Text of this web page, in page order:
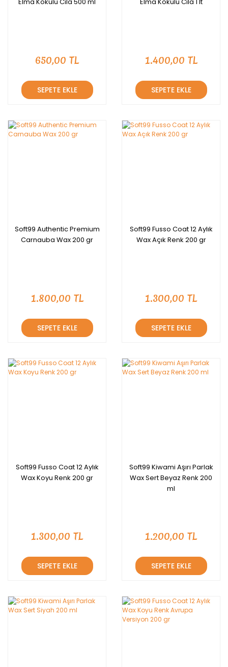
650,00 TL
SEPETE EKLE
1.400,00 TL
SEPETE EKLE
Soft99 Authentic Premium
Carnauba Wax 200 gr
1.800,00 TL
SEPETE EKLE
Soft99 Fusso Coat 12 Aylık
Wax Açık Renk 200 gr
1.300,00 TL
SEPETE EKLE
Soft99 Fusso Coat 12 Aylık
Wax Koyu Renk 200 gr
1.300,00 TL
SEPETE EKLE
Soft99 Kiwami Aşırı Parlak
Wax Sert Beyaz Renk 200
ml
1.200,00 TL
SEPETE EKLE